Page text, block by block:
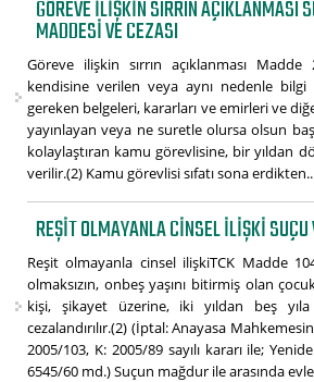
GÖREVE ILIŞKIN SIRRIN AÇIKLANMASI
MADDESI VE CEZASI
Göreve ilişkin sırrın açıklanması
kendisine verilen veya aynı nedenle bilgi
gereken belgeleri, kararları ve emirleri ve
yayınlayan veya ne suretle olursa olsun
kolaylaştıran kamu görevlisine, bir yıldan
verilir.(2) Kamu görevlisi sıfatı sona
REŞIT OLMAYANLA CINSEL ILIŞKI
Reşit olmayanla cinsel ilişkiTCK Madde
olmaksızın, onbeş yaşını bitirmiş olan
kişi, şikayet üzerine, iki yıldan beş
cezalandırılır.(2) (İptal: Anayasa
2005/103, K: 2005/89 sayılı kararı ile;
6545/60 md.) Suçun mağdur ile arasında